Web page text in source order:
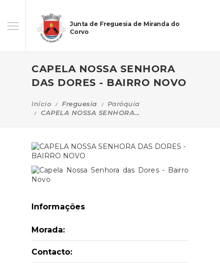
Junta de Freguesia de Miranda do
Corvo
CAPELA NOSSA SENHORA
DAS DORES - BAIRRO NOVO
Início Freguesia
Paróquia
CAPELA NOSSA SENHORA...
Informações
Morada:
Contacto: